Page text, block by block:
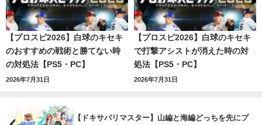
【プロスピ2026】白球のキセキ
のおすすめの戦術と勝てない時
の対処法【PS5・PC】
2026年7月31日
【プロスピ2026】白球のキセキ
で打撃アシストが消えた時の対
処法【PS5・PC】
2026年7月31日
【ドキサバリマスター】山編と海編どっちを先にプ